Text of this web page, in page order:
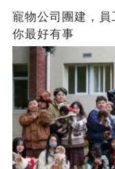
寵物公司團建，
你最好有事